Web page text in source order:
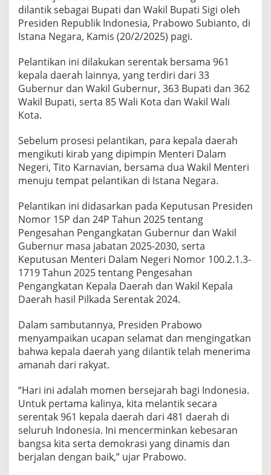
i
D
i
l
t
k
d
t
a
n
a
g
a
r
a
s
e
b
a
g
i
B
u
p
d
a
n
W
k
dilantik sebagai Bupati dan Wakil Bupati Sigi oleh
Presiden Republik Indonesia, Prabowo Subianto, di
Istana Negara, Kamis (20/2/2025) pagi.
Pelantikan ini dilakukan serentak bersama 961
kepala daerah lainnya, yang terdiri dari 33
Gubernur dan Wakil Gubernur, 363 Bupati dan 362
Wakil Bupati, serta 85 Wali Kota dan Wakil Wali
Kota.
Sebelum prosesi pelantikan, para kepala daerah
mengikuti kirab yang dipimpin Menteri Dalam
Negeri, Tito Karnavian, bersama dua Wakil Menteri
menuju tempat pelantikan di Istana Negara.
Pelantikan ini didasarkan pada Keputusan Presiden
Nomor 15P dan 24P Tahun 2025 tentang
Pengesahan Pengangkatan Gubernur dan Wakil
Gubernur masa jabatan 2025-2030, serta
Keputusan Menteri Dalam Negeri Nomor 100.2.1.3-
1719 Tahun 2025 tentang Pengesahan
Pengangkatan Kepala Daerah dan Wakil Kepala
Daerah hasil Pilkada Serentak 2024.
Dalam sambutannya, Presiden Prabowo
menyampaikan ucapan selamat dan mengingatkan
bahwa kepala daerah yang dilantik telah menerima
amanah dari rakyat.
“Hari ini adalah momen bersejarah bagi Indonesia.
Untuk pertama kalinya, kita melantik secara
serentak 961 kepala daerah dari 481 daerah di
seluruh Indonesia. Ini mencerminkan kebesaran
bangsa kita serta demokrasi yang dinamis dan
berjalan dengan baik,” ujar Prabowo.